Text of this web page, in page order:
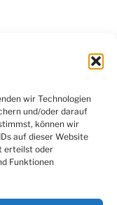
wir Technologien
und/oder darauf
können wir
auf dieser Website
erteilst oder
Funktionen
YouTube